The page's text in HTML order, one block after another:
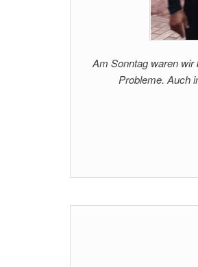
Am Sonntag waren
Probleme. Auch